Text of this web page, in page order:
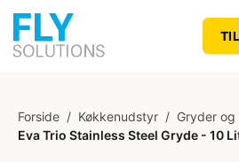
Forside / Køkkenudstyr / Gryder
Eva Trio Stainless Steel Gryde - 10